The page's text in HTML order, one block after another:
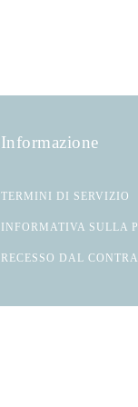
Informazione
TERMINI DI SERVIZIO
INFORMATIVA SULLA
RECESSO DAL